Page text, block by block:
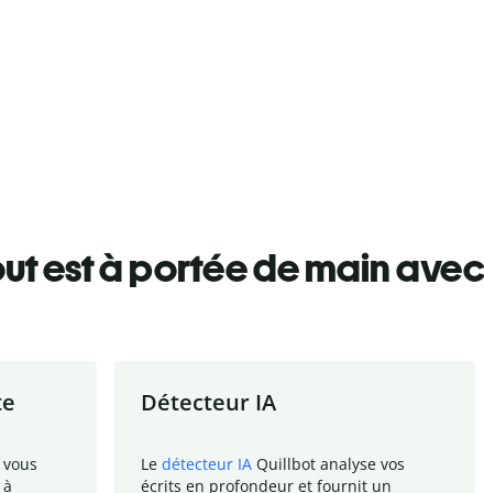
est à portée de main
Détecteur IA
Le détecteur IA Quillbot analyse vos
écrits en profondeur et fournit un